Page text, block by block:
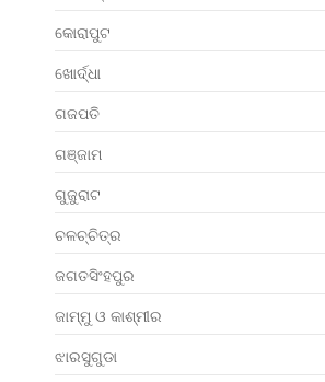
କୋରାପୁଟ
ଖୋର୍ଦ୍ଧା
ଗଜପତି
ଗଞ୍ଜାମ
ଗୁଜୁରାଟ
ଚଳଚ୍ଚିତ୍ର
ଜଗତସିଂହପୁର
ଜାମ୍ମୁ ଓ କାଶ୍ମୀର
ଝାରସୁଗୁଡା